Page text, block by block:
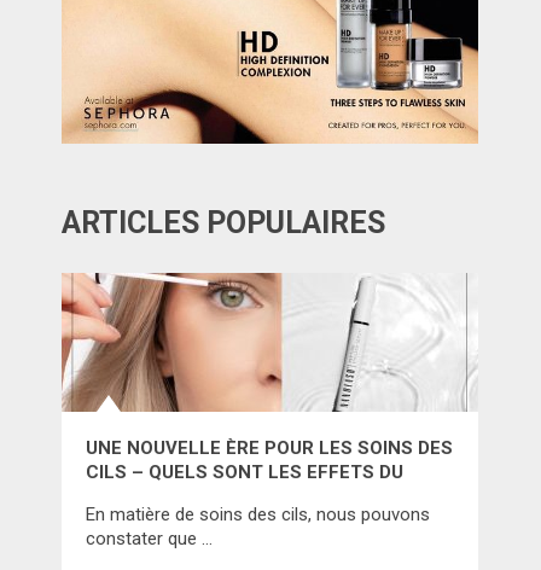
ARTICLES POPULAIRES
UNE NOUVELLE ÈRE POUR LES SOINS DES
CILS – QUELS SONT LES EFFETS DU
En matière de soins des cils, nous pouvons
constater que …